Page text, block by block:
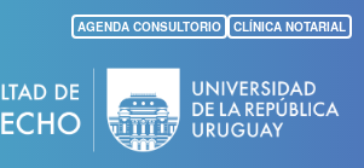
Pasar
al
contenido
principal
AGENDA CONSULTORIO CLÍNICA NOTARIAL